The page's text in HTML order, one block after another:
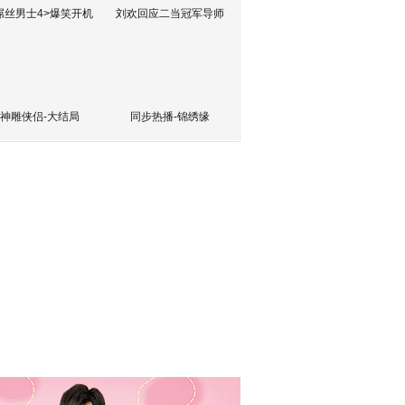
丝男士4>爆笑开机 刘欢回应二当冠军导师
神雕侠侣-大结局 同步热播-锦绣缘